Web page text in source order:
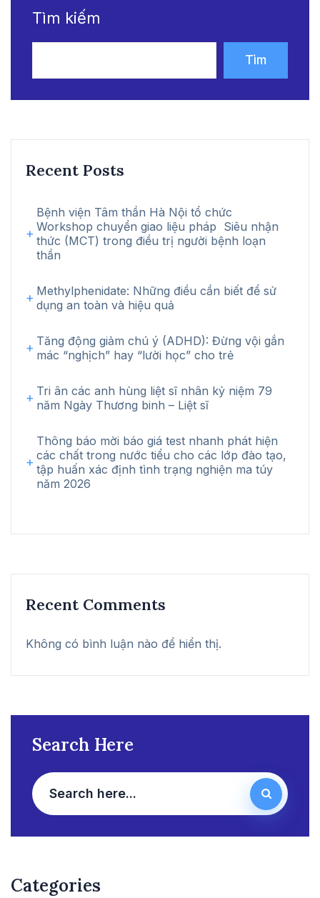
Tìm kiếm
Tìm
kiếm
Recent Posts
Bệnh viện Tâm thần Hà Nội tổ chức
Workshop chuyển giao liệu pháp Siêu nhận
thức (MCT) trong điều trị người bệnh loạn
thần
Methylphenidate: Những điều cần biết để sử
dụng an toàn và hiệu quả
Tăng động giảm chú ý (ADHD): Đừng vội gắn
mác “nghịch” hay “lười học” cho trẻ
Tri ân các anh hùng liệt sĩ nhân kỷ niệm 79
năm Ngày Thương binh – Liệt sĩ
Thông báo mời báo giá test nhanh phát hiện
các chất trong nước tiểu cho các lớp đào tạo,
tập huấn xác định tình trạng nghiện ma túy
năm 2026
Recent Comments
Không có bình luận nào để hiển thị.
Search Here
Categories